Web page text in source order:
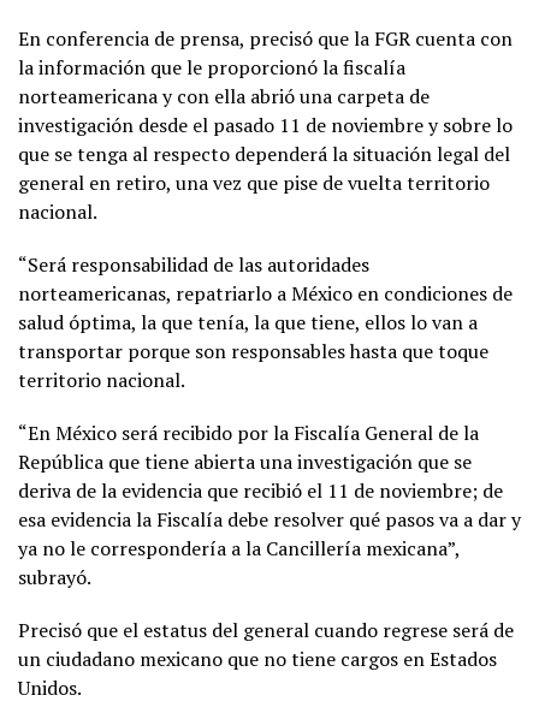
En conferencia de prensa, precisó que la FGR cuenta con
la información que le proporcionó la fiscalía
norteamericana y con ella abrió una carpeta de
investigación desde el pasado 11 de noviembre y sobre lo
que se tenga al respecto dependerá la situación legal del
general en retiro, una vez que pise de vuelta territorio
nacional.
“Será responsabilidad de las autoridades
norteamericanas, repatriarlo a México en condiciones de
salud óptima, la que tenía, la que tiene, ellos lo van a
transportar porque son responsables hasta que toque
territorio nacional.
“En México será recibido por la Fiscalía General de la
República que tiene abierta una investigación que se
deriva de la evidencia que recibió el 11 de noviembre; de
esa evidencia la Fiscalía debe resolver qué pasos va a dar y
ya no le correspondería a la Cancillería mexicana”,
subrayó.
Precisó que el estatus del general cuando regrese será de
un ciudadano mexicano que no tiene cargos en Estados
Unidos.